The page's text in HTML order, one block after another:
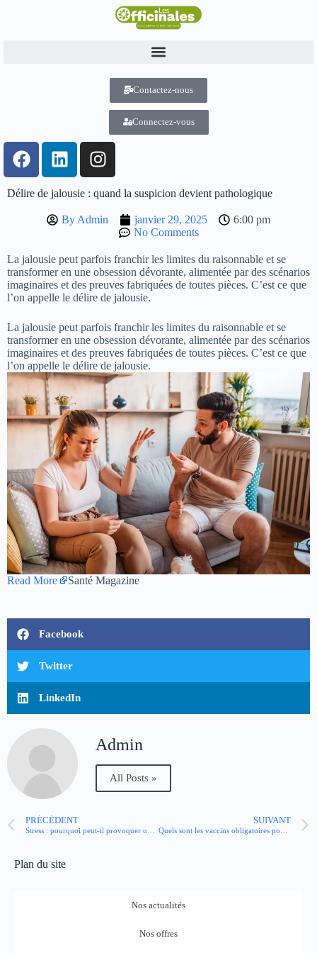
Contactez-nous
Connectez-vous
Délire de jalousie : quand la suspicion devient pathologique
By Admin janvier 29, 2025
6:00 pm
No Comments
La jalousie peut parfois franchir les limites du raisonnable et se
transformer en une obsession dévorante, alimentée par des scénarios
imaginaires et des preuves fabriquées de toutes pièces. C’est ce que
l’on appelle le délire de jalousie.
La jalousie peut parfois franchir les limites du raisonnable et se
transformer en une obsession dévorante, alimentée par des scénarios
imaginaires et des preuves fabriquées de toutes pièces. C’est ce que
l’on appelle le délire de jalousie.
Read More Santé Magazine
Facebook
Twitter
LinkedIn
Admin
All Posts »
PRÉCÉDENT SUIVANT
Plan du site
Nos actualités
Nos offres